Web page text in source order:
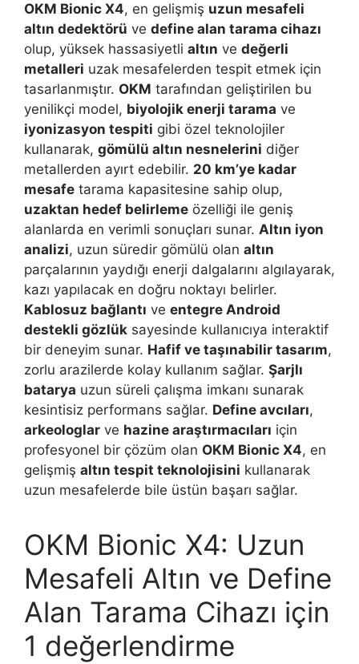
OKM Bionic X4, en gelişmiş uzun mesafeli
altın dedektörü ve define alan tarama cihazı
olup, yüksek hassasiyetli altın ve değerli
metalleri uzak mesafelerden tespit etmek için
tasarlanmıştır. OKM tarafından geliştirilen bu
yenilikçi model, biyolojik enerji tarama ve
iyonizasyon tespiti gibi özel teknolojiler
kullanarak, gömülü altın nesnelerini diğer
metallerden ayırt edebilir. 20 km’ye kadar
mesafe tarama kapasitesine sahip olup,
uzaktan hedef belirleme özelliği ile geniş
alanlarda en verimli sonuçları sunar. Altın iyon
analizi, uzun süredir gömülü olan altın
parçalarının yaydığı enerji dalgalarını algılayarak,
kazı yapılacak en doğru noktayı belirler.
Kablosuz bağlantı ve entegre Android
destekli gözlük sayesinde kullanıcıya interaktif
bir deneyim sunar. Hafif ve taşınabilir tasarım,
zorlu arazilerde kolay kullanım sağlar. Şarjlı
batarya uzun süreli çalışma imkanı sunarak
kesintisiz performans sağlar. Define avcıları,
arkeologlar ve hazine araştırmacıları için
profesyonel bir çözüm olan OKM Bionic X4, en
gelişmiş altın tespit teknolojisini kullanarak
uzun mesafelerde bile üstün başarı sağlar.
OKM Bionic X4: Uzun
Mesafeli Altın ve Define
Alan Tarama Cihazı için
1 değerlendirme